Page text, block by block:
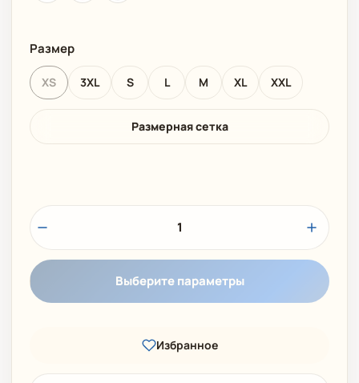
Размер
XS 3XL S L M XL XXL
Размерная сетка
1
Выберите параметры
Избранное